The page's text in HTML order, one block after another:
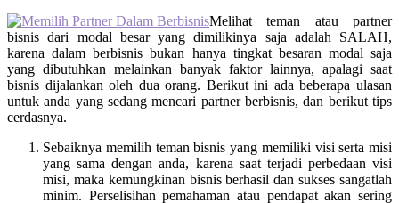
Melihat teman atau partner
bisnis dari modal besar yang dimilikinya saja adalah SALAH,
karena dalam berbisnis bukan hanya tingkat besaran modal saja
yang dibutuhkan melainkan banyak faktor lainnya, apalagi saat
bisnis dijalankan oleh dua orang. Berikut ini ada beberapa ulasan
untuk anda yang sedang mencari partner berbisnis, dan berikut tips
cerdasnya.
Sebaiknya memilih teman bisnis yang memiliki visi serta misi
yang sama dengan anda, karena saat terjadi perbedaan visi
misi, maka kemungkinan bisnis berhasil dan sukses sangatlah
minim. Perselisihan pemahaman atau pendapat akan sering